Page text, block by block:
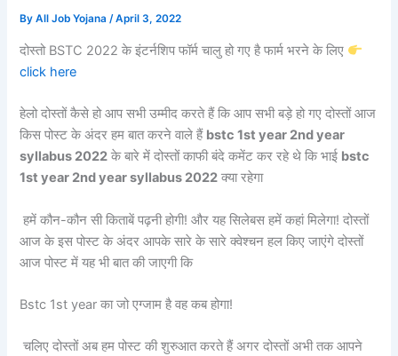
ByAll Job Yojana/April 3, 2022
दोस्तो BSTC 2022 के इंटर्नशिप फॉर्म चालु हो गए है फार्म भरने के लिए
click here
हेलो दोस्तों कैसे हो आप सभी उम्मीद करते हैं कि आप सभी बड़े हो गए दोस्तों आज
किस पोस्ट के अंदर हम बात करने वाले हैं bstc 1st year 2nd year
syllabus 2022 के बारे में दोस्तों काफी बंदे कमेंट कर रहे थे कि भाई bstc
1st year 2nd year syllabus 2022 क्या रहेगा
हमें कौन-कौन सी किताबें पढ़नी होगी! और यह सिलेबस हमें कहां मिलेगा! दोस्तों
आज के इस पोस्ट के अंदर आपके सारे के सारे क्वेश्चन हल किए जाएंगे दोस्तों
आज पोस्ट में यह भी बात की जाएगी कि
Bstc 1st year का जो एग्जाम है वह कब होगा!
चलिए दोस्तों अब हम पोस्ट की शुरुआत करते हैं अगर दोस्तों अभी तक आपने